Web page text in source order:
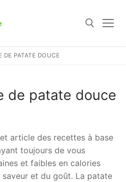
DE PATATE DOUCE
de patate douce
article des recettes à base
toujours de vous
et faibles en calories
et du goût. La patate